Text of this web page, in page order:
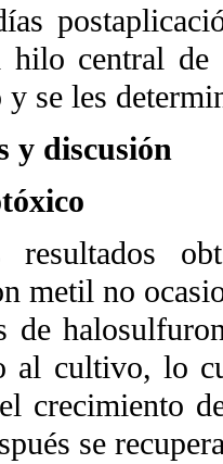
hilo central de
se les
y discusión
resultados
metil no
de
al cultivo, lo
crecimiento
se